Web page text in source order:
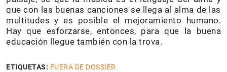
que con las buenas canciones se llega al alma de las
multitudes y es posible el mejoramiento humano.
Hay que esforzarse, entonces, para que la buena
educación llegue también con la trova.
ETIQUETAS: FUERA DE DOSSIER